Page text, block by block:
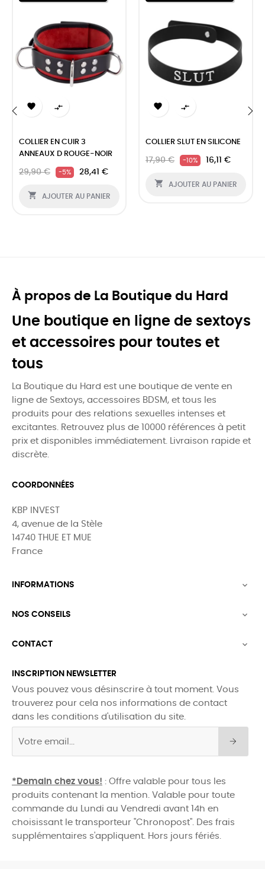
 
COLLIER EN CUIR 3
ANNEAUX D ROUGE-NOIR
29,90 € -5% 28,41 €
 AJOUTER AU PANIER
 
COLLIER SLUT EN SILICONE
17,90 € -10% 16,11 €
 AJOUTER AU PANIER
À propos de La Boutique du Hard
Une boutique en ligne de sextoys
et accessoires pour toutes et
tous
La Boutique du Hard est une boutique de vente en
ligne de Sextoys, accessoires BDSM, et tous les
produits pour des relations sexuelles intenses et
excitantes. Retrouvez plus de 10000 références à petit
prix et disponibles immédiatement. Livraison rapide et
discrète.
COORDONNÉES
KBP INVEST
4, avenue de la Stèle
14740 THUE ET MUE
France
INFORMATIONS 
NOS CONSEILS 
CONTACT 
INSCRIPTION NEWSLETTER
Vous pouvez vous désinscrire à tout moment. Vous
trouverez pour cela nos informations de contact
dans les conditions d'utilisation du site.
*Demain chez vous! : Offre valable pour tous les
produits contenant la mention. Valable pour toute
commande du Lundi au Vendredi avant 14h en
choisissant le transporteur "Chronopost". Des frais
supplémentaires s'appliquent. Hors jours fériés.